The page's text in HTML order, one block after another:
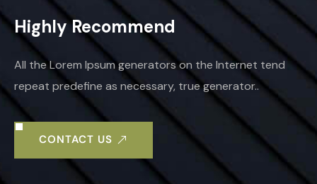
Highly Recommend
All the Lorem Ipsum generators on the Internet tend
repeat predefine as necessary, true generator..
CONTACT US